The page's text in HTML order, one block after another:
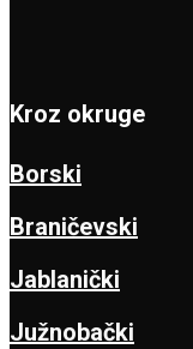
Kroz okruge
Borski
Braničevski
Jablanički
Južnobački